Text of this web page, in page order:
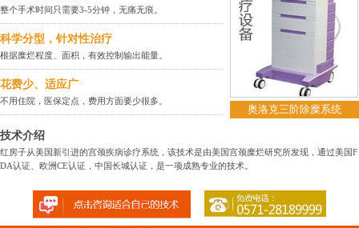
整个手术时间只需要3-5分钟，无痛无痕。
科学分型，针对性治疗
根据糜烂程度、面积，有效控制输出能量。
花费少、适应广
不用住院，医保定点，费用方面要少很多。
奥洛克三阶除糜系统
技术介绍
红房子从美国新引进的宫颈疾病诊疗系统，该技术是由美国宫颈糜烂研究所发现，通过美国F
DA认证、欧洲CE认证，中国长城认证，是一项成熟专业的技术。